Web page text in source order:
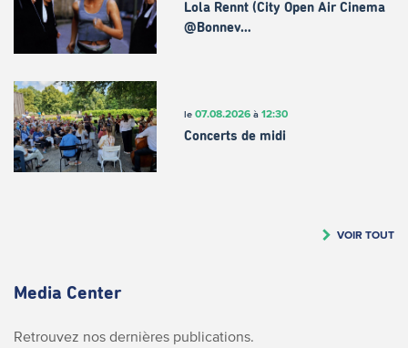
Lola Rennt (City Open Air Cinema
@Bonnev…
le 07.08.2026à 12:30
Concerts de midi
VOIR TOUT
Media Center
Retrouvez nos dernières publications.